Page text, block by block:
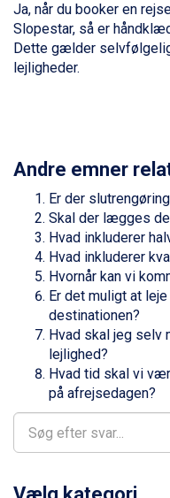
Sestriere fra DKK
Wagrain fra DKK
Ischgl fra DKK
Fieberbrunn fra
Ponte di Legno fra
Sauze dOulx fra
Alleghe fra DKK
Bad Gastein fra
Arabba fra DKK
La Thuile fra DKK
Val Thorens fra
Cervinia fra DKK
Sölden fra DKK
Bad Hofgastein fra
Passo Tonale fra
Saalbach fra DKK
Champoluc fra
Sestriere fra DKK
Wagrain fra DKK
Fieberbrunn fra
Ja, når du booker en
Slopestar, så er
Dette gælder
lejligheder.
Andre emner
Er der
Skal der lægges
Hvad inkluderer
Hvad inkluderer
Hvornår kan vi
Er det muligt at
destinationen?
Hvad skal jeg selv
lejlighed?
Hvad tid skal vi
på afrejsedagen?